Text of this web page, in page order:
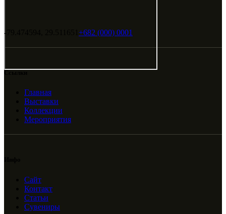
-79.474594, 29.511651 +682 (000) 0001
Главная
Выставки
Коллекции
Мероприятия
Сайт
Контакт
Статьи
Сувениры